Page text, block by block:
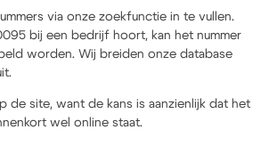
via onze zoekfunctie in te vullen.
bij een bedrijf hoort, kan het nummer
worden. Wij breiden onze database
de site, want de kans is aanzienlijk dat het
wel online staat.